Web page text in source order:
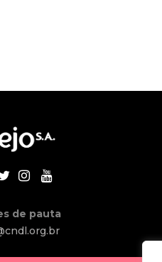
de pauta